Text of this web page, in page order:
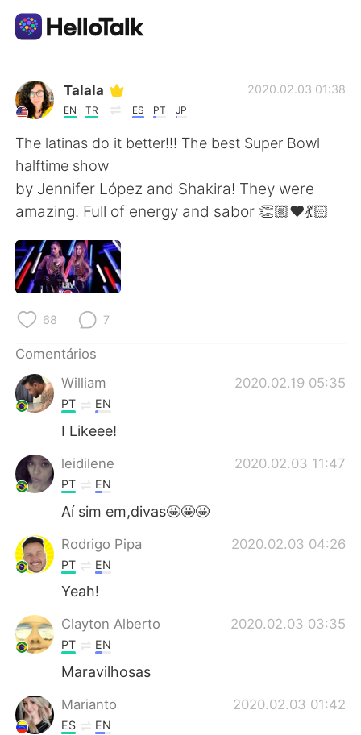
Aplicativo de troca de idioma
AI Grammar Checker
Português
English
繁體中文
العربية
한국어
Italiano
Talala
EN TR ES PT JP
2020.02.03 01:38
The latinas do it better!!! The best Super Bowl
halftime show
by Jennifer López and Shakira! They were
amazing. Full of energy and sabor 👏🏼❤️💃🏻
68 7
Comentários
William
2020.02.19 05:35
PT EN
I Likeee!
leidilene 2020.02.03 11:47
PT EN
Aí sim em,divas🤩🤩🤩
Rodrigo Pipa 2020.02.03 04:26
PT EN
Yeah!
Clayton Alberto 2020.02.03 03:35
PT EN
Maravilhosas
Marianto 2020.02.03 01:42
ES EN